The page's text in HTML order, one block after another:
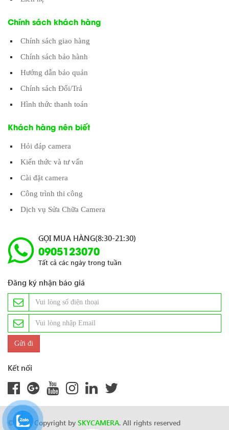
Chính sách khách hàng
Chính sách giao hàng
Chính sách bảo hành
Hướng dẫn bảo quản
Chính sách Đổi/Trả
Hình thức thanh toán
Khách hàng nên biết
Hỏi đáp camera
Kiến thức và tư vấn
Cài đặt camera
Công trình thi công
Dịch vụ Sửa Chữa Camera
GỌI MUA HÀNG(8:30-21:30)
0905123070
Tất cả các ngày trong tuần
Đăng ký nhận báo giá
Kết nối
© 2024 Copyright by SKYCAMERA. All rights reserved